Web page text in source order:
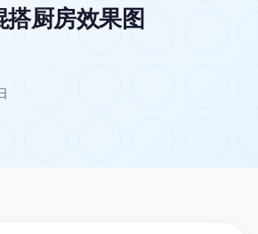
厨房效果图